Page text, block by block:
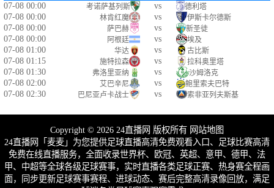
07-08 00:00 考诺萨基列斯 vs 德利塔
07-08 00:00 林肯红魔 vs 伊斯卡尔德斯
07-08 00:00 萨巴赫 vs 新圣徒
07-08 00:00 阿根廷 vs 埃及
07-08 01:00 华达 vs 古比斯
07-08 01:15 施特拉森 vs 拉科奥里塔
07-08 01:30 弗洛里亚纳 vs 沙姆洛克
07-08 02:00 艾巴辛尼 vs 鲍里索夫巴特
07-08 02:30 巴尼亚卢卡战士 vs 索非亚列夫斯基
Copyright © 2026 24直播网 版权所有 网站地图
24直播网「麦麦」为您提供足球直播高清免费观看入口、足球比赛高清
免费在线直播服务，全面收录世界杯、欧冠、英超、意甲、德甲、法
甲、中超等全球各级足球赛事，实时直播各类足球正赛、热身赛全程画
面，同步更新足球赛事赛程、进球动态、赛后完整高清录像回放，满足